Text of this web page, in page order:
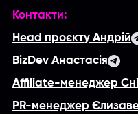
Контакти:
Head проєкту Андрій
BizDev Анастасія
Affiliate-менеджер
PR-менеджер